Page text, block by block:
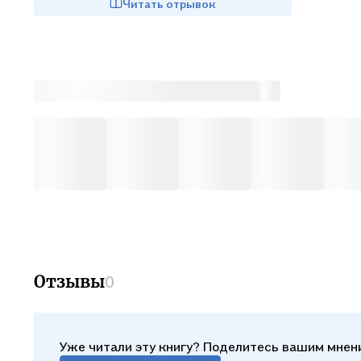
Читать отрывок
Отзывы0
Уже читали эту книгу? Поделитесь вашим